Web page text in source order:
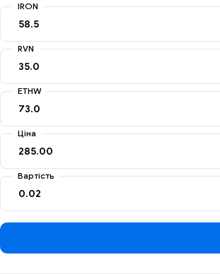
IRON
RVN
ETHW
Ціна
Вартість